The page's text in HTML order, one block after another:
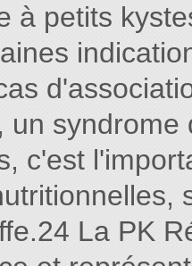
à petits
un
c'est
La PK